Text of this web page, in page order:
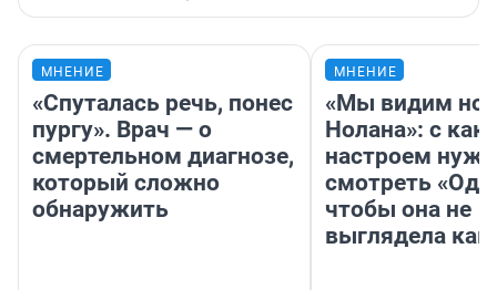
МНЕНИЕ
«Спуталась речь, понес
пургу». Врач — о
смертельном диагнозе,
который сложно
обнаружить
МНЕНИЕ
«Мы видим
Нолана»: с
настроем
смотреть
чтобы она не
выглядела как